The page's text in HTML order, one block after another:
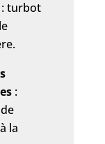
turbot
:
la